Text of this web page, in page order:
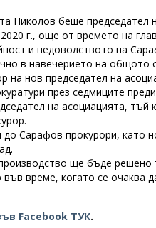
Николов беше председател
г., още от времето на
и недоволството на
в навечерието на общото
на нов председател на
през седмиците
на асоциацията, тъй
Сарафов прокурори, като
ще бъде решено
време, когато се очаква
Facebook ТУК.